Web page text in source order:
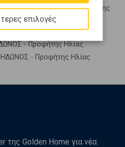
ΑΝΘΗΔΩΝΟΣ - Προφήτης
- Προφήτης Ηλίας
- Προφήτης Ηλίας
- Προφήτης Ηλίας
επιλογές
της Golden Home για νέα